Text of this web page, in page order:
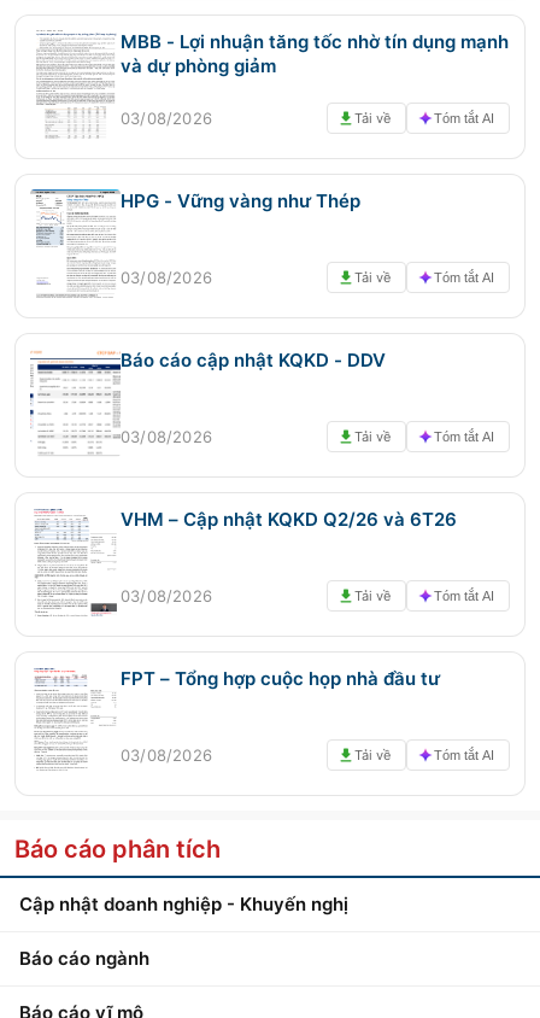
MBB - Lợi nhuận tăng tốc nhờ tín dụng mạnh
và dự phòng giảm
03/08/2026 Tải về Tóm tắt AI
HPG - Vững vàng như Thép
03/08/2026 Tải về Tóm tắt AI
Báo cáo cập nhật KQKD - DDV
03/08/2026 Tải về Tóm tắt AI
VHM – Cập nhật KQKD Q2/26 và 6T26
03/08/2026 Tải về Tóm tắt AI
FPT – Tổng hợp cuộc họp nhà đầu tư
03/08/2026 Tải về Tóm tắt AI
Báo cáo phân tích
Cập nhật doanh nghiệp - Khuyến nghị
Báo cáo ngành
Báo cáo vĩ mô